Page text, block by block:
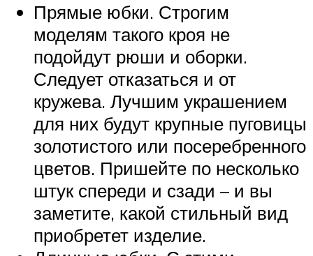
Прямые юбки. Строгим
моделям такого кроя не
подойдут рюши и оборки.
Следует отказаться и от
кружева. Лучшим украшением
для них будут крупные пуговицы
золотистого или посеребренного
цветов. Пришейте по несколько
штук спереди и сзади – и вы
заметите, какой стильный вид
приобретет изделие.